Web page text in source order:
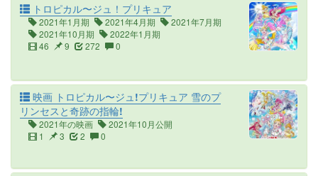
トロピカル〜ジュ！プリキュア
2021年1月期 2021年4月期
2021年7月期
2021年10月期
2022年1月期
46
9 272 0
映画 トロピカル〜ジュ!プリキュア 雪のプ
リンセスと奇跡の指輪!
2021年の映画
2021年10月公開
1
3 2 0